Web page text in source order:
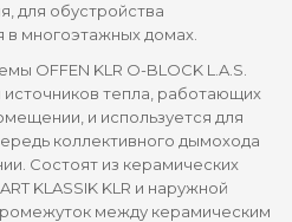
для обустройства
в многоэтажных домах.
OFFEN KLR O-BLOCK L.A.S.
источников тепла, работающих
и используется для
коллективного дымохода
Состоят из керамических
KLASSIK KLR и наружной
между керамическим